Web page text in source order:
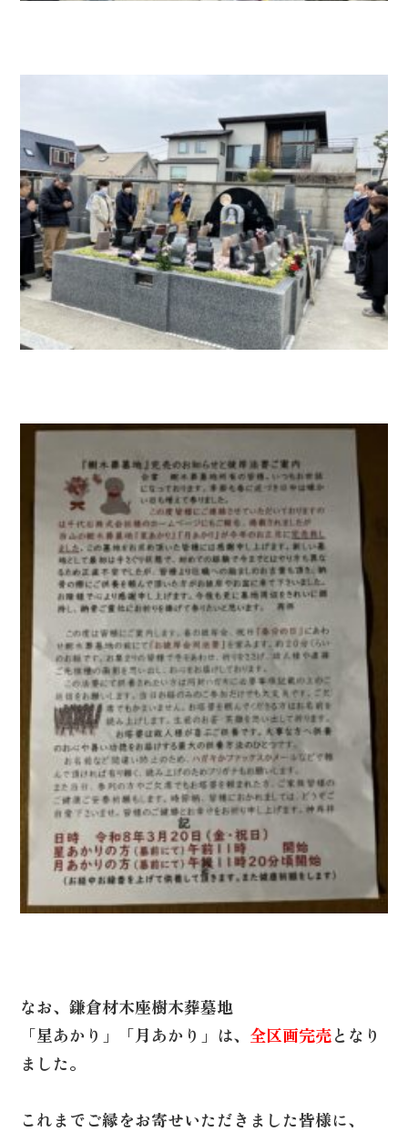
なお、鎌倉材木座樹木葬墓地
「星あかり」「月あかり」は、 全区画完売となり
ました。
これまでご縁をお寄せいただきました皆様に、